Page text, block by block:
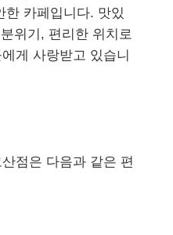
한 카페입니다. 맛있
위기, 편리한 위치로
게 사랑받고 있습니
점은 다음과 같은 편